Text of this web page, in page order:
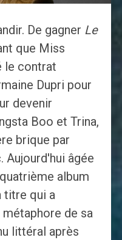
De gagner Le
que Miss
le contrat
Dupri pour
devenir
Boo et Trina,
brique par
Aujourd'hui âgée
album
titre qui a
de sa
littéral après